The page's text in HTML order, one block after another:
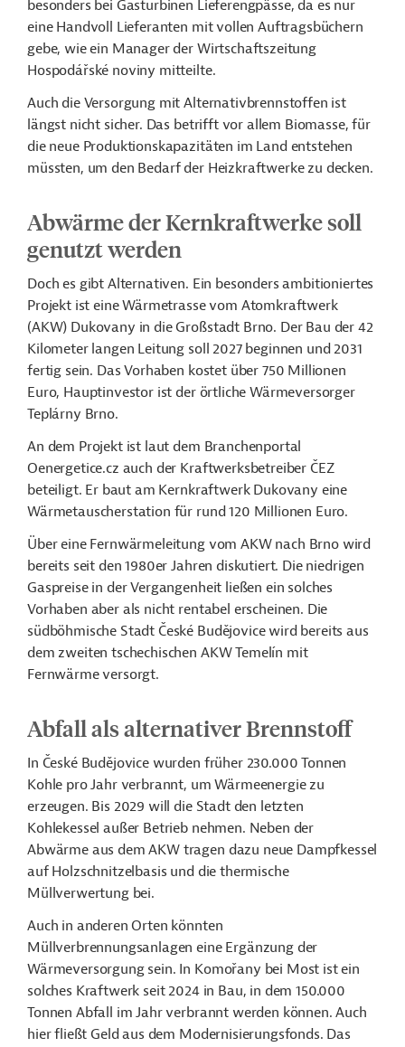
besonders bei Gasturbinen Lieferengpässe, da es nur
eine Handvoll Lieferanten mit vollen Auftragsbüchern
gebe, wie ein Manager der Wirtschaftszeitung
Hospodářské noviny mitteilte.
Auch die Versorgung mit Alternativbrennstoffen ist
längst nicht sicher. Das betrifft vor allem Biomasse, für
die neue Produktionskapazitäten im Land entstehen
müssten, um den Bedarf der Heizkraftwerke zu decken.
Abwärme der Kernkraftwerke soll
genutzt werden
Doch es gibt Alternativen. Ein besonders ambitioniertes
Projekt ist eine Wärmetrasse vom Atomkraftwerk
(AKW) Dukovany in die Großstadt Brno. Der Bau der 42
Kilometer langen Leitung soll 2027 beginnen und 2031
fertig sein. Das Vorhaben kostet über 750 Millionen
Euro, Hauptinvestor ist der örtliche Wärmeversorger
Teplárny Brno.
An dem Projekt ist laut dem Branchenportal
Oenergetice.cz auch der Kraftwerksbetreiber ČEZ
beteiligt. Er baut am Kernkraftwerk Dukovany eine
Wärmetauscherstation für rund 120 Millionen Euro.
Über eine Fernwärmeleitung vom AKW nach Brno wird
bereits seit den 1980er Jahren diskutiert. Die niedrigen
Gaspreise in der Vergangenheit ließen ein solches
Vorhaben aber als nicht rentabel erscheinen. Die
südböhmische Stadt České Budějovice wird bereits aus
dem zweiten tschechischen AKW Temelín mit
Fernwärme versorgt.
Abfall als alternativer Brennstoff
In České Budějovice wurden früher 230.000 Tonnen
Kohle pro Jahr verbrannt, um Wärmeenergie zu
erzeugen. Bis 2029 will die Stadt den letzten
Kohlekessel außer Betrieb nehmen. Neben der
Abwärme aus dem AKW tragen dazu neue Dampfkessel
auf Holzschnitzelbasis und die thermische
Müllverwertung bei.
Auch in anderen Orten könnten
Müllverbrennungsanlagen eine Ergänzung der
Wärmeversorgung sein. In Komořany bei Most ist ein
solches Kraftwerk seit 2024 in Bau, in dem 150.000
Tonnen Abfall im Jahr verbrannt werden können. Auch
hier fließt Geld aus dem Modernisierungsfonds. Das